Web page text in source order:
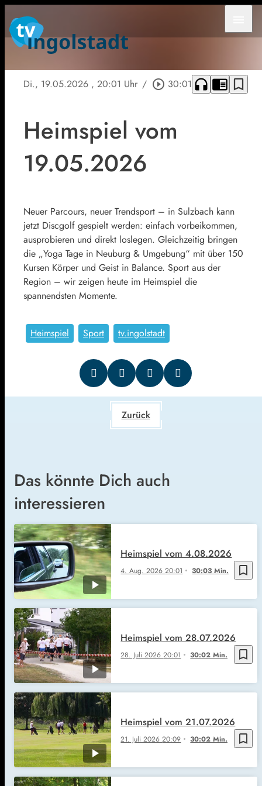
Di., 19.05.2026 , 20:01 Uhr / play_circle_outline 30:01 headphones chrome_reader_mode bookmark_border
Heimspiel vom
19.05.2026
Neuer Parcours, neuer Trendsport – in Sulzbach kann
jetzt Discgolf gespielt werden: einfach vorbeikommen,
ausprobieren und direkt loslegen. Gleichzeitig bringen
die „Yoga Tage in Neuburg & Umgebung“ mit über 150
Kursen Körper und Geist in Balance. Sport aus der
Region – wir zeigen heute im Heimspiel die
spannendsten Momente.
Heimspiel Sport tv.ingolstadt
Zurück
Das könnte Dich auch
interessieren
bookmark_border
4. Aug. 202620:01 30:03 Min.
Heimspiel vom 4.08.2026
bookmark_border
28. Juli 202620:01 30:02 Min.
Heimspiel vom 28.07.2026
bookmark_border
21. Juli 202620:09 30:02 Min.
Heimspiel vom 21.07.2026